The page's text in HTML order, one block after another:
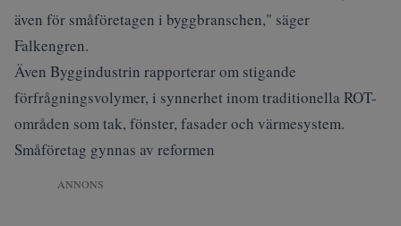
även för småföretagen i byggbranschen," säger
Falkengren.
Även Byggindustrin rapporterar om stigande
förfrågningsvolymer, i synnerhet inom traditionella ROT-
områden som tak, fönster, fasader och värmesystem.
Småföretag gynnas av reformen
ANNONS